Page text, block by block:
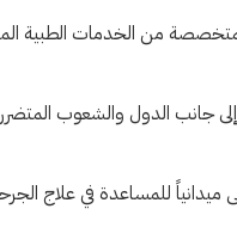
من الخدمات الطبية
جانب الدول والشعوب
ميدانياً للمساعدة في علاج